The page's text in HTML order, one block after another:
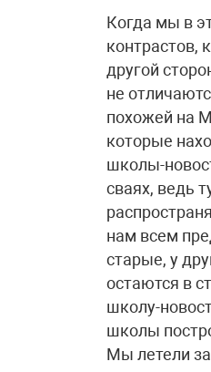
Когда мы в
контрастов,
другой
не
похожей на
которые
школы-
сваях, ведь
нам всем
старые, у
остаются в
школу-
школы
Мы летели